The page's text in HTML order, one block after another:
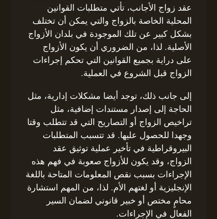
عقد زواج الأجانب، تأتي متطلبات القوانين
المحلية الخاصة بالزواج والتي يمكن أن تختلف
بشكل كبير عن تلك الموجودة في بلدان الأزواج
الأصلية. لذا، من الضروري أن يكون الأزواج
على دراية بجميع القوانين التي تحكم إجراءات
الزواج قبل الشروع في العملية.
إلى جانب ذلك، توجد أيضا مشكلات إدارية، مثل
الحاجة إلى إصدار مستندات إضافية، مثل
تراخيص الزواج أو التصاريح التي قد تتطلب وقتا
وجهدا للحصول عليها. قد تتسبب المتطلبات
البيروقراطية في تأخير عملية توثيق عقد
الزواج، وقد يكون للأزواج صعوبة في فهم هذه
الإجراءات بسبب نقص المعلومات المتاحة باللغة
الإنجليزية أو لغتهم الأم. لذا، من المهم استشارة
محامٍ مختص أو خبير قانوني لضمان السير
الفعال في الإجراءات.